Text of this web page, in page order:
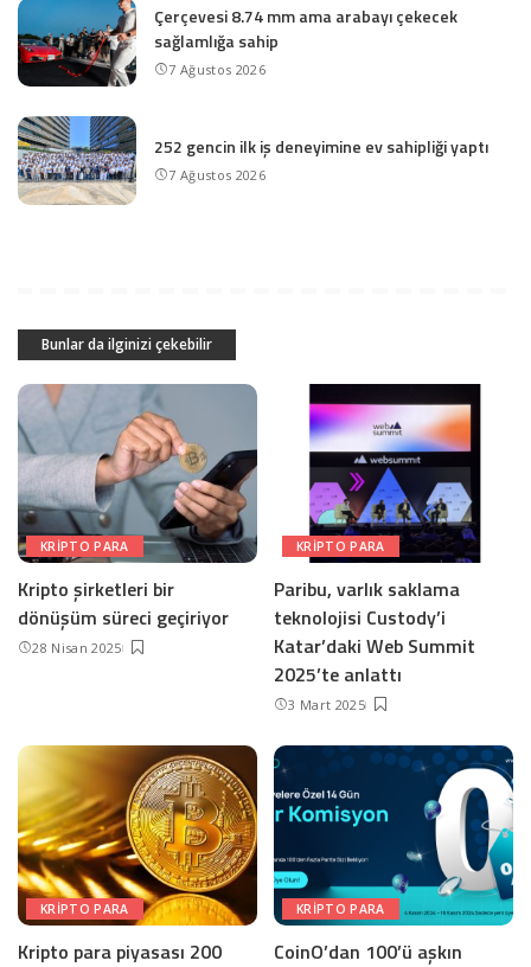
Çerçevesi 8.74 mm ama arabayı çekecek
sağlamlığa sahip
7 Ağustos 2026
252 gencin ilk iş deneyimine ev sahipliği yaptı
7 Ağustos 2026
Bunlar da ilginizi çekebilir
KRIPTO PARA
Kripto şirketleri bir
dönüşüm süreci geçiriyor
28 Nisan 2025
KRIPTO PARA
Paribu, varlık saklama
teknolojisi Custody’i
Katar’daki Web Summit
2025’te anlattı
3 Mart 2025
KRIPTO PARA
Kripto para piyasası 200
KRIPTO PARA
CoinO’dan 100’ü aşkın